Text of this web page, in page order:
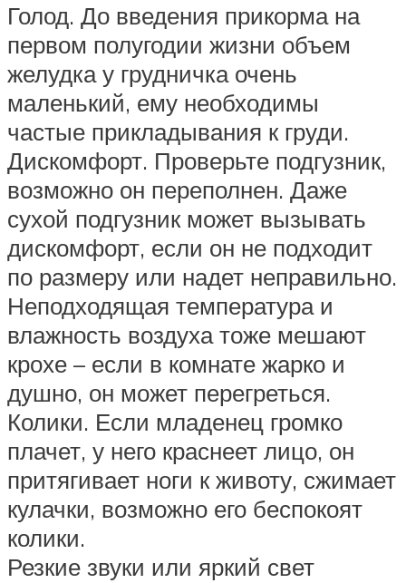
Голод. До введения прикорма на
первом полугодии жизни объем
желудка у грудничка очень
маленький, ему необходимы
частые прикладывания к груди.
Дискомфорт. Проверьте подгузник,
возможно он переполнен. Даже
сухой подгузник может вызывать
дискомфорт, если он не подходит
по размеру или надет неправильно.
Неподходящая температура и
влажность воздуха тоже мешают
крохе – если в комнате жарко и
душно, он может перегреться.
Колики. Если младенец громко
плачет, у него краснеет лицо, он
притягивает ноги к животу, сжимает
кулачки, возможно его беспокоят
колики.
Резкие звуки или яркий свет